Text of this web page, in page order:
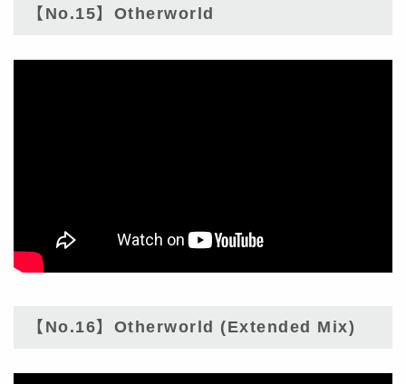
【No.15】Otherworld
【No.16】Otherworld (Extended Mix)